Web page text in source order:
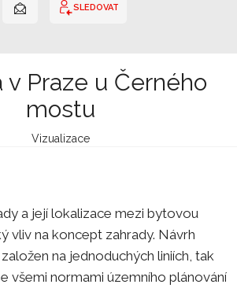
SLEDOVAT
v Praze u Černého
mostu
Vizualizace
a její lokalizace mezi bytovou
vliv na koncept zahrady. Návrh
na jednoduchých liniích, tak
všemi normami územního plánování